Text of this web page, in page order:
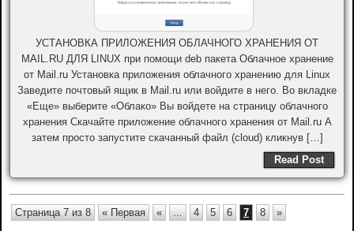
УСТАНОВКА ПРИЛОЖЕНИЯ ОБЛАЧНОГО ХРАНЕНИЯ ОТ
MAIL.RU ДЛЯ LINUX при помощи deb пакета Облачное хранение
от Mail.ru Установка приложения облачного хранению для Linux
Заведите почтовый ящик в Mail.ru или войдите в него. Во вкладке
«Еще» выберите «Облако» Вы войдете на страницу облачного
хранения Скачайте приложение облачного хранения от Mail.ru А
затем просто запустите скачанный файл (cloud) кликнув […]
Read Post
Страница 7 из 8 « Первая « ... 4 5 6 7 8 »